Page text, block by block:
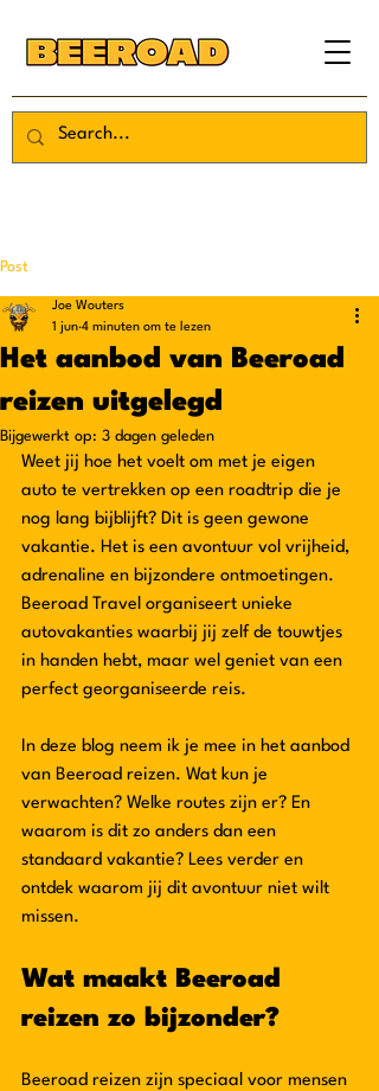
Post
Het aanbod van Beeroad
reizen uitgelegd
Joe Wouters
1 jun 4 minuten om te lezen
Bijgewerkt op: 3 dagen geleden
Weet jij hoe het voelt om met je eigen
auto te vertrekken op een roadtrip die je
nog lang bijblijft? Dit is geen gewone
vakantie. Het is een avontuur vol vrijheid,
adrenaline en bijzondere ontmoetingen.
Beeroad Travel organiseert unieke
autovakanties waarbij jij zelf de touwtjes
in handen hebt, maar wel geniet van een
perfect georganiseerde reis.
In deze blog neem ik je mee in het aanbod
van Beeroad reizen. Wat kun je
verwachten? Welke routes zijn er? En
waarom is dit zo anders dan een
standaard vakantie? Lees verder en
ontdek waarom jij dit avontuur niet wilt
missen.
Wat maakt Beeroad
reizen zo bijzonder?
Beeroad reizen zijn speciaal voor mensen